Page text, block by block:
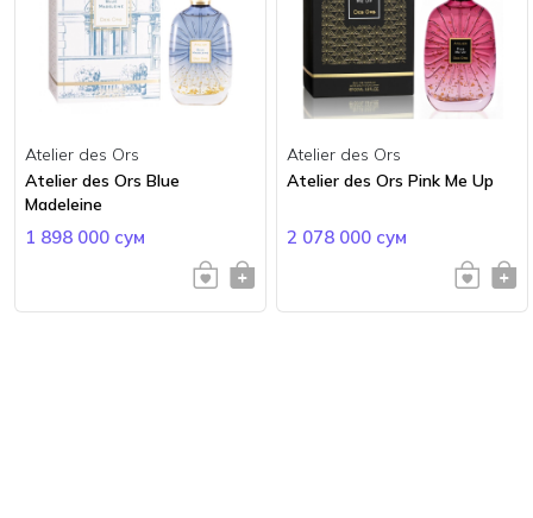
Atelier des Ors
Atelier des Ors Blue
Madeleine
1 898 000 сум
Atelier des Ors
Atelier des Ors Pink Me Up
2 078 000 сум